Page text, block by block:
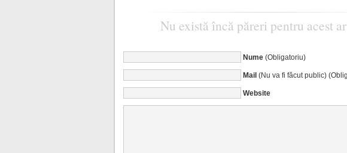
Nu există încă păreri pentru acest
Nume(Obligatoriu)
Mail(Nu va fi făcut public)
Website